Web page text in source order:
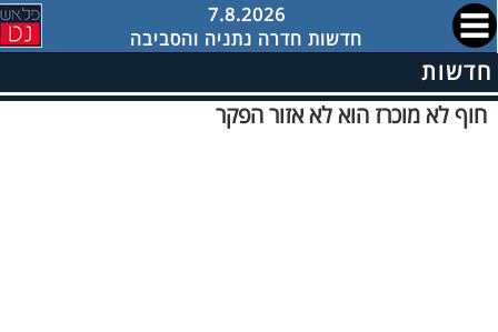
7.8.2026
חדשות חדרה נתניה והסביבה
חדשות
חוף לא מוכרז הוא לא אזור הפקר